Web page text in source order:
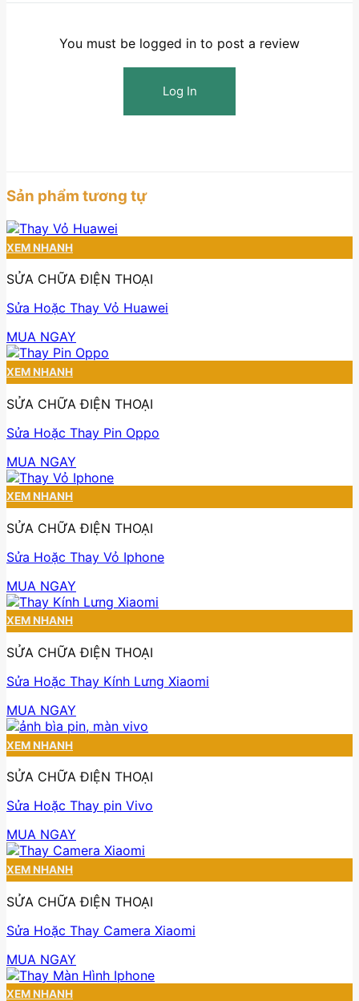
You must be logged in to post a review
Log In
Sản phẩm tương tự
XEM NHANH
SỬA CHỮA ĐIỆN THOẠI
Sửa Hoặc Thay Vỏ Huawei
MUA NGAY
XEM NHANH
SỬA CHỮA ĐIỆN THOẠI
Sửa Hoặc Thay Pin Oppo
MUA NGAY
XEM NHANH
SỬA CHỮA ĐIỆN THOẠI
Sửa Hoặc Thay Vỏ Iphone
MUA NGAY
XEM NHANH
SỬA CHỮA ĐIỆN THOẠI
Sửa Hoặc Thay Kính Lưng Xiaomi
MUA NGAY
XEM NHANH
SỬA CHỮA ĐIỆN THOẠI
Sửa Hoặc Thay pin Vivo
MUA NGAY
XEM NHANH
SỬA CHỮA ĐIỆN THOẠI
Sửa Hoặc Thay Camera Xiaomi
MUA NGAY
XEM NHANH